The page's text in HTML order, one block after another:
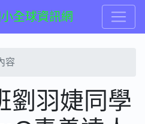
全球資訊網
容
劉羽婕同學